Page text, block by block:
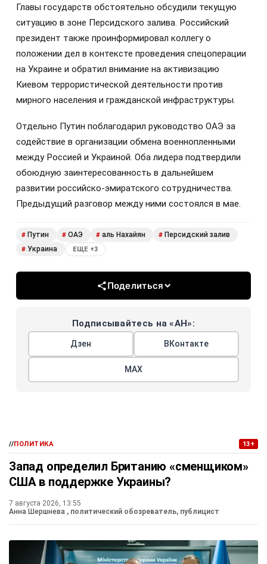
Главы государств обстоятельно обсудили текущую
ситуацию в зоне Персидского залива. Российский
президент также проинформировал коллегу о
положении дел в контексте проведения спецоперации
на Украине и обратил внимание на активизацию
Киевом террористической деятельности против
мирного населения и гражданской инфраструктуры.
Отдельно Путин поблагодарил руководство ОАЭ за
содействие в организации обмена военнопленными
между Россией и Украиной. Оба лидера подтвердили
обоюдную заинтересованность в дальнейшем
развитии российско-эмиратского сотрудничества.
Предыдущий разговор между ними состоялся в мае.
# Путин # ОАЭ # аль Нахайян # Персидский залив
# Украина ЕЩЕ +3
Поделиться
Подписывайтесь на «АН»:
Дзен ВКонтакте
МАХ
//ПОЛИТИКА 13+
Запад определил Британию «сменщиком»
США в поддержке Украины?
7 августа 2026, 13:55
Анна Шершнева , политический обозреватель, публицист